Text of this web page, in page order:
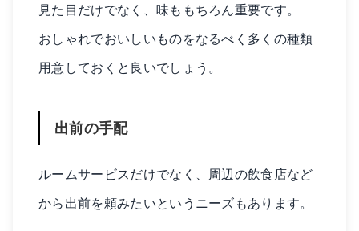
見た目だけでなく、味ももちろん重要です。
おしゃれでおいしいものをなるべく多くの種類
用意しておくと良いでしょう。
出前の手配
ルームサービスだけでなく、周辺の飲食店など
から出前を頼みたいというニーズもあります。